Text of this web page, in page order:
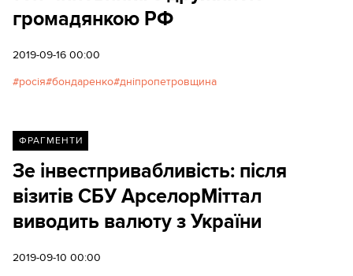
громадянкою РФ
2019-09-16 00:00
росія бондаренко дніпропетровщина
ФРАГМЕНТИ
Зе інвестпривабливість: після
візитів СБУ АрселорМіттал
виводить валюту з України
2019-09-10 00:00